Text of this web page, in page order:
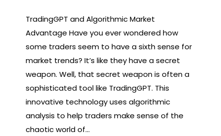
TradingGPT and Algorithmic Market
Advantage Have you ever wondered how
some traders seem to have a sixth sense for
market trends? It’s like they have a secret
weapon. Well, that secret weapon is often a
sophisticated tool like TradingGPT. This
innovative technology uses algorithmic
analysis to help traders make sense of the
chaotic world of…